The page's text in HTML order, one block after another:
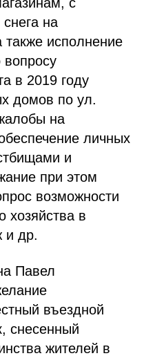
на
также исполнение
вопросу
в 2019 году
домов по ул.
на
личных
и
при этом
возможности
хозяйства в
и др.
Павел
въездной
снесенный
жителей в